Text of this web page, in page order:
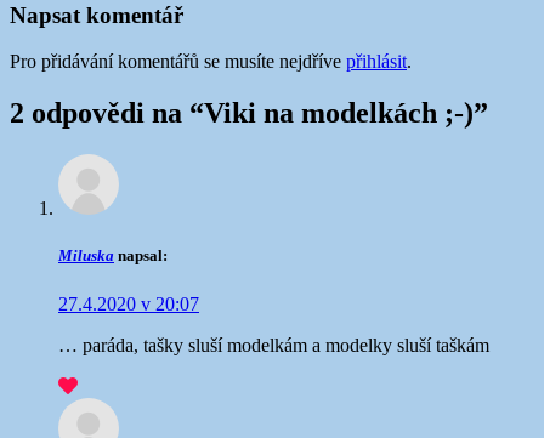
Napsat komentář
Pro přidávání komentářů se musíte nejdříve přihlásit.
2 odpovědi na “Viki na modelkách ;-)”
Miluska napsal:
27.4.2020 v 20:07
… paráda, tašky sluší modelkám a modelky sluší taškám